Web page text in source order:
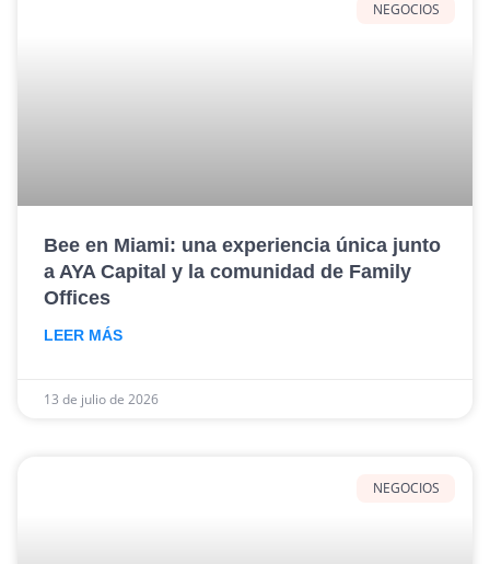
NEGOCIOS
Bee en Miami: una experiencia única junto
a AYA Capital y la comunidad de Family
Offices
LEER MÁS
13 de julio de 2026
NEGOCIOS